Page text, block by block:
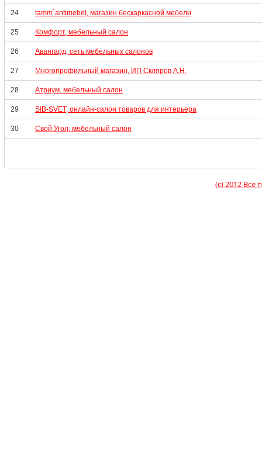
24 tamm`antimebel, магазин бескаркасной мебели
25 Комфорт, мебельный салон
26 Авангард, сеть мебельных салонов
27 Многопрофильный магазин, ИП Скляров А.Н.
28 Атриум, мебельный салон
29 SIB-SVET, онлайн-салон товаров для интерьера
30 Свой Угол, мебельный салон
(c) 2012